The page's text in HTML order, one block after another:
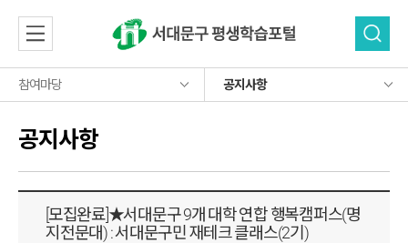
소개
평생학습소개
이용안내
자주 묻는 질문
프로그램
사이버강좌
평생학습기관
자료실
참여마당
프로그램
공지사항
평생학습뉴스
공지사항
[모집완료]★서대문구 9개 대학 연합 행복캠퍼스(명
지전문대) : 서대문구민 재테크 클래스(2기)